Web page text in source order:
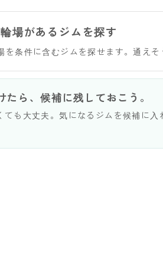
場があるジムを探す
を条件に含むジムを探せます。通え
たら、候補に残しておこう。
ても大丈夫。気になるジムを候補に